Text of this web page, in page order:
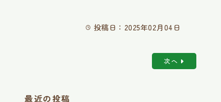
投稿日：2025年02月04日
次へ
最近の投稿